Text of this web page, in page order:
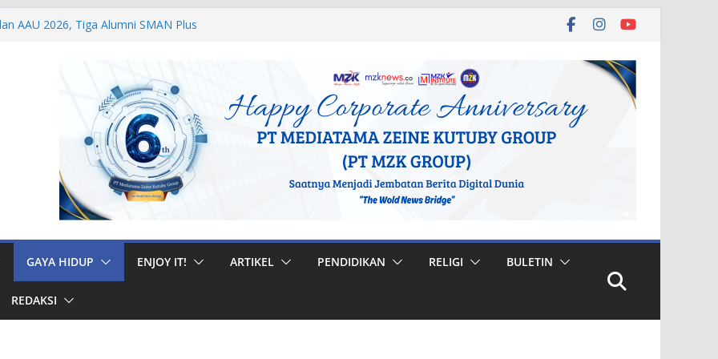
World Boomerang Championship
di Musi Banyuasin, Efriadi Buka Suara
Taruna Akpol Dampingi Siswa Sekolah
Bhakti 2026
Prajurit, Kodaeral V Hadiri Syukuran
Surabaya
GAYA HIDUP ENJOY IT! ARTIKEL PENDIDIKAN RELIGI BULETIN
REDAKSI